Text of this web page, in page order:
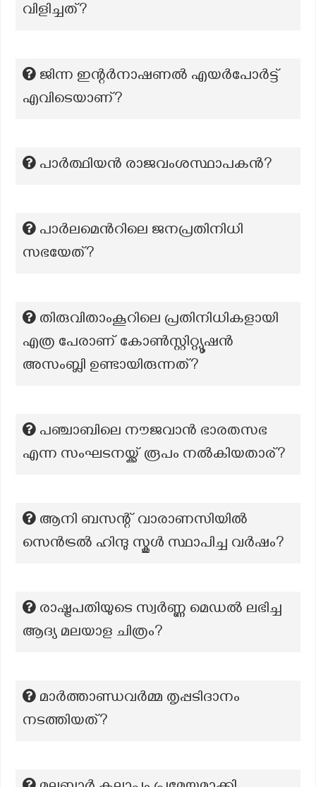
വിളിച്ചത്?
ജിന്ന ഇന്റർനാഷണൽ എയർപോർട്ട്
എവിടെയാണ്?
പാർത്ഥിയൻ രാജവംശസ്ഥാപകൻ?
പാർലമെൻറിലെ ജനപ്രതിനിധി
സഭയേത്?
തിരുവിതാംകൂറിലെ പ്രതിനിധികളായി
എത്ര പേരാണ് കോൺസ്റ്റിറ്റ്യൂഷൻ
അസംബ്ലി ഉണ്ടായിരുന്നത്?
പഞ്ചാബിലെ നൗജവാൻ ഭാരതസഭ
എന്ന സംഘടനയ്ക്ക് രൂപം നൽകിയതാര്?
ആനി ബസന്റ് വാരാണസിയിൽ
സെൻട്രൽ ഹിന്ദു സ്കൂൾ സ്ഥാപിച്ച വർഷം?
രാഷ്ട്രപതിയുടെ സ്വര്‍ണ്ണ മെഡല്‍ ലഭിച്ച
ആദ്യ മലയാള ചിത്രം?
മാർത്താണ്ഡവർമ്മ തൃപ്പടിദാനം
നടത്തിയത്?